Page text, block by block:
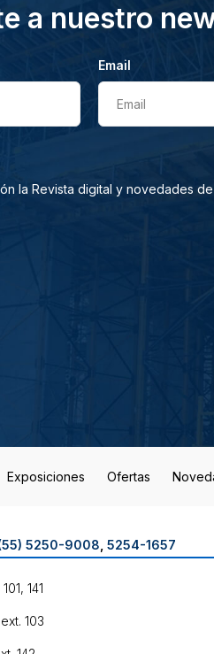
a nuestro
Email
Email
la Revista digital y novedades
Exposiciones Ofertas
5250-9008 5254-1657
141
103